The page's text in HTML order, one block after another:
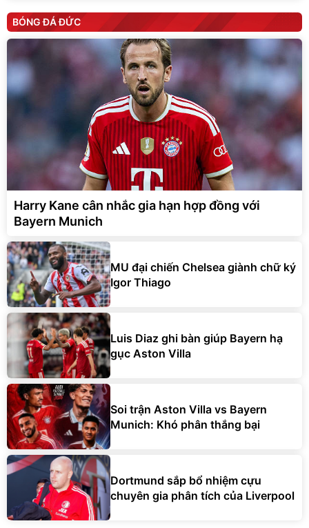
BÓNG ĐÁ ĐỨC
Harry Kane cân nhắc gia hạn hợp đồng với
Bayern Munich
MU đại chiến Chelsea giành chữ ký
Igor Thiago
Luis Diaz ghi bàn giúp Bayern hạ
gục Aston Villa
Soi trận Aston Villa vs Bayern
Munich: Khó phân thắng bại
Dortmund sắp bổ nhiệm cựu
chuyên gia phân tích của Liverpool